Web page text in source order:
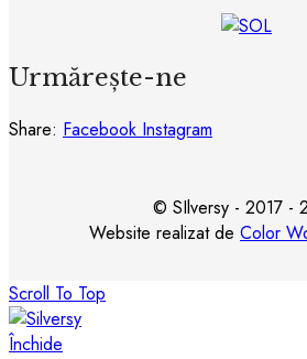
Urmărește-ne
Share: Facebook Instagram
© SIlversy - 2017 -
Website realizat de Color
Scroll To Top
Închide